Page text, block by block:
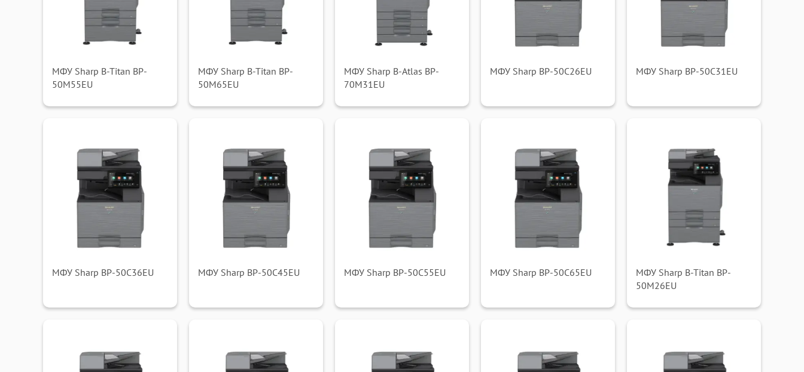
МФУ Sharp B-Titan BP-
50M55EU
МФУ Sharp B-Titan BP-
50M65EU
МФУ Sharp B-Atlas BP-
70M31EU
МФУ Sharp BP-50C26EU МФУ Sharp BP-50C31EU
МФУ Sharp BP-50C36EU МФУ Sharp BP-50C45EU МФУ Sharp BP-50C55EU МФУ Sharp BP-50C65EU
МФУ Sharp B-Titan BP-
50M26EU